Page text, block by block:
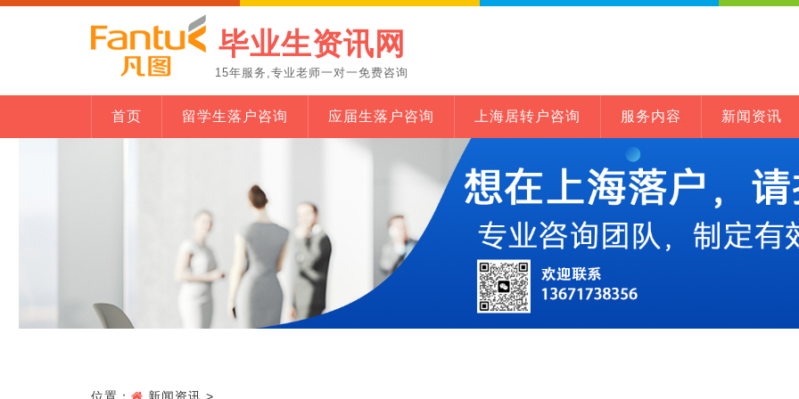
毕业生资讯网
15年服务,专业老师一对一免费咨询
首页 留学生落户咨询 应届生落户咨询 上海居转户咨询 服务内容 新闻资讯